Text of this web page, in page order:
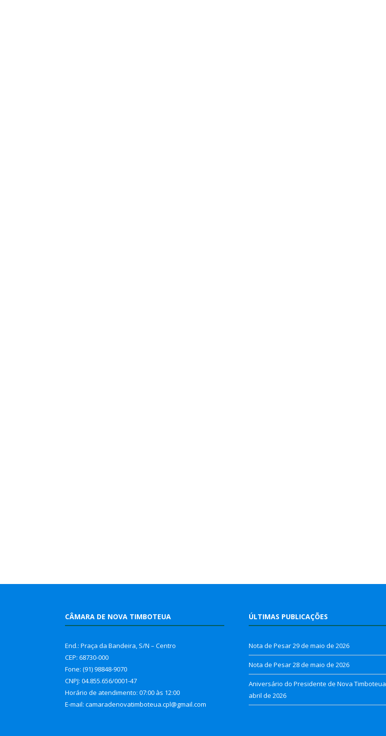
CÂMARA DE NOVA TIMBOTEUA
End.: Praça da Bandeira, S/N – Centro
CEP: 68730-000
Fone: (91) 98848-9070
CNPJ: 04.855.656/0001-47
Horário de atendimento: 07:00 às 12:00
E-mail: camaradenovatimboteua.cpl@gmail.com
ÚLTIMAS PUBLICAÇÕES
Nota de Pesar29 de maio de 2026
Nota de Pesar28 de maio de 2026
Aniversário do Presidente de Nova Timboteua
abril de 2026